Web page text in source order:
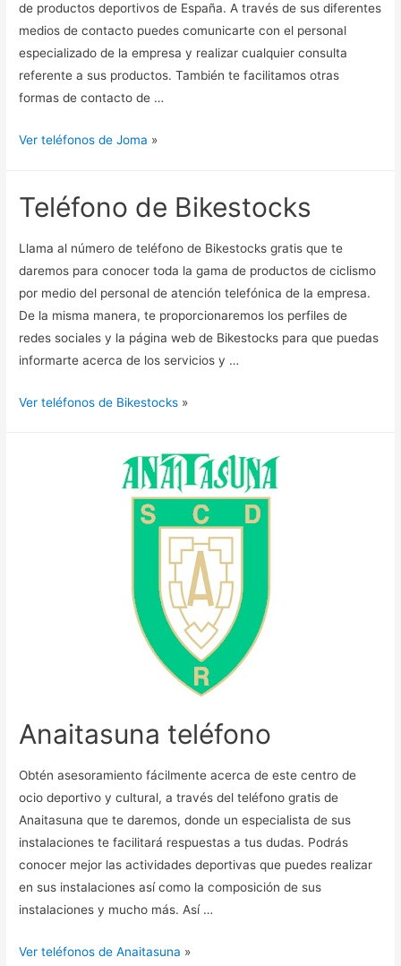
de productos deportivos de España. A través de sus diferentes
medios de contacto puedes comunicarte con el personal
especializado de la empresa y realizar cualquier consulta
referente a sus productos. También te facilitamos otras
formas de contacto de …
Ver teléfonos de Joma »
Teléfono de Bikestocks
Llama al número de teléfono de Bikestocks gratis que te
daremos para conocer toda la gama de productos de ciclismo
por medio del personal de atención telefónica de la empresa.
De la misma manera, te proporcionaremos los perfiles de
redes sociales y la página web de Bikestocks para que puedas
informarte acerca de los servicios y …
Ver teléfonos de Bikestocks »
Anaitasuna teléfono
Obtén asesoramiento fácilmente acerca de este centro de
ocio deportivo y cultural, a través del teléfono gratis de
Anaitasuna que te daremos, donde un especialista de sus
instalaciones te facilitará respuestas a tus dudas. Podrás
conocer mejor las actividades deportivas que puedes realizar
en sus instalaciones así como la composición de sus
instalaciones y mucho más. Así …
Ver teléfonos de Anaitasuna »